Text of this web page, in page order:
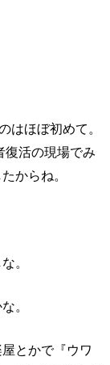
はほぼ初めて。
復活の現場でみ
からね。
。
。
とかで『ウワ